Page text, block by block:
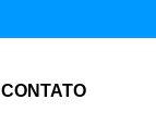
CONTATO